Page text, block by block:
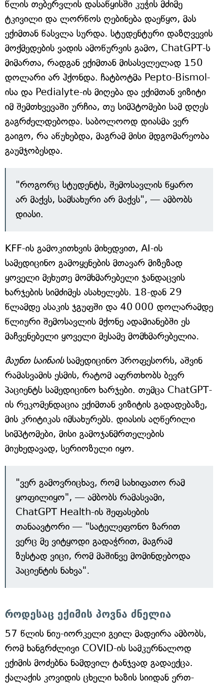
წლის თებერვლის დასაწყისში კუჭის მძიმე
ტკივილი და ლორწოს ღებინება დაეწყო, მას
ექიმთან წასვლა სურდა. სტუდენტური დაზღვევის
მოქმედების ვადის ამოწურვის გამო, ChatGPT-ს
მიმართა, რადგან ექიმთან მისასვლელად 150
დოლარი არ ჰქონდა. ჩატბოტმა Pepto-Bismol-
ისა და Pedialyte-ის მიღება და ექიმთან ვიზიტი
იმ შემთხვევაში ურჩია, თუ სიმპტომები სამ დღეს
გაგრძელდებოდა. საბოლოოდ დიასმა ვერ
გაიგო, რა აწუხებდა, მაგრამ მისი მდგომარეობა
გაუმჯობესდა.
"როგორც სტუდენტს, შემოსავლის წყარო
არ მაქვს, სამსახური არ მაქვს", — ამბობს
დიასი.
KFF-ის გამოკითხვის მიხედვით, AI-ის
სამედიცინო გამოყენების მთავარ მიზეზად
ყოველი მეხუთე მომხმარებელი ჯანდაცვის
ხარჯების სიმძიმეს ასახელებს. 18-დან 29
წლამდე ასაკის ჯგუფში და 40 000 დოლარამდე
წლიური შემოსავლის მქონე ადამიანებში ეს
მაჩვენებელი ყოველი მესამე მომხმარებელია.
მაუნთ საინაისსამედიცინო პროფესორს, აშვინ
რამასვამის ესმის, რატომ აფრთხობს ბევრ
პაციენტს სამედიცინო ხარჯები. თუმცა ChatGPT-
ის რეკომენდაცია ექიმთან ვიზიტის გადადებაზე,
მის კრიტიკას იმსახურებს. დიასის აღწერილი
სიმპტომები, მისი გამოჯანმრთელების
მიუხედავად, სერიოზული იყო.
"ვერ გამოვრიცხავ, რომ სახიფათო რამ
ყოფილიყო", — ამბობს რამასვამი,
ChatGPT Health-ის შეფასების
თანაავტორი — "სატელეფონო ზარით
ვერც მე ვიტყოდი გადაჭრით, მაგრამ
ზუსტად ვიცი, რომ მაშინვე მომინდებოდა
პაციენტის ნახვა".
როდესაც ექიმის პოვნა ძნელია
57 წლის ნიუ-იორკელი გეილ მადეირა ამბობს,
რომ ხანგრძლივი COVID-ის სამკურნალოდ
ექიმის მოძებნა ნამდვილ ტანჯვად გადაექცა.
ქალაქის კოვიდის ცხელი ხაზის სიიდან ერთ-